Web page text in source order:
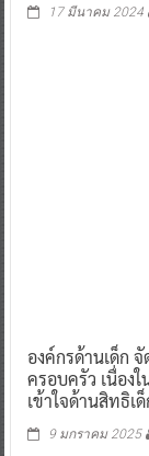
17 มีนาคม 2024
องค์กรด้านเด็ก
ครอบครัว เนื่อง
เข้าใจด้านสิทธิเ
9 มกราคม 2025